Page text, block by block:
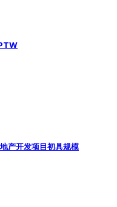
产开发项目初具规模